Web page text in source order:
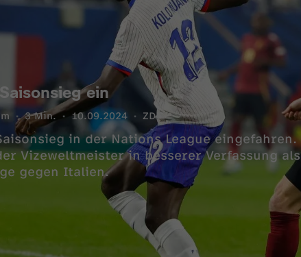
ein
3 Min. 10.09.2024 ZDF
in der Nations League eingefahren.
Vizeweltmeister in besserer Verfassung als
gegen Italien.